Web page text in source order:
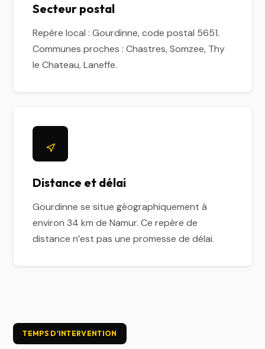
Secteur postal
Repère local : Gourdinne, code postal 5651.
Communes proches : Chastres, Somzee, Thy
le Chateau, Laneffe.
Distance et délai
Gourdinne se situe géographiquement à
environ 34 km de Namur. Ce repère de
distance n’est pas une promesse de délai.
TEMPS D'INTERVENTION